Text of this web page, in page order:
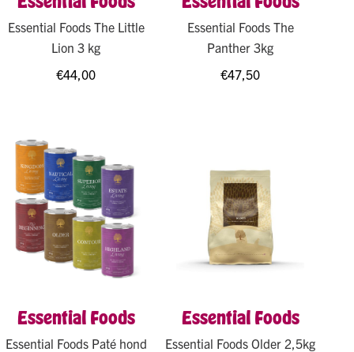
Essential Foods The Little
Lion 3 kg
€44,00
Essential Foods The
Panther 3kg
€47,50
Essential Foods
Essential Foods Paté hond
Essential Foods
Essential Foods Older 2,5kg